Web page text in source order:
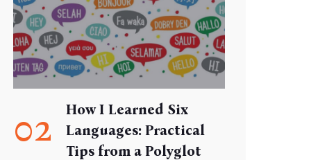
02
How I Learned Six
Languages: Practical
Tips from a Polyglot